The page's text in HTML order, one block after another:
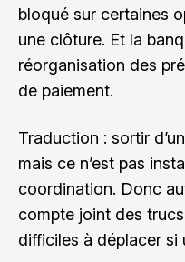
bloqué sur certaines
une clôture. Et la
réorganisation des
de paiement.
Traduction : sortir
mais ce n’est pas
coordination. Donc
compte joint des
difficiles à déplacer si